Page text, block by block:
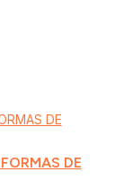
DE